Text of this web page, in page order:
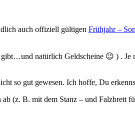
auch offiziell gültigen Frühjahr –
natürlich Geldscheine 😉 ) . Je
so gut gewesen. Ich hoffe, Du
(z. B. mit dem Stanz – und Falzbrett